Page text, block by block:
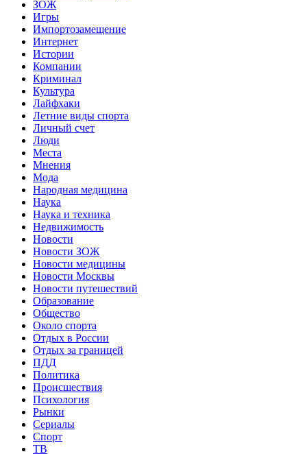
ЗОЖ
Игры
Импортозамещение
Интернет
Истории
Компании
Криминал
Культура
Лайфхаки
Летние виды спорта
Личный счет
Люди
Места
Мнения
Мода
Народная медицина
Наука
Наука и техника
Недвижимость
Новости
Новости ЗОЖ
Новости медицины
Новости Москвы
Новости путешествий
Образование
Общество
Около спорта
Отдых в России
Отдых за границей
ПДД
Политика
Происшествия
Психология
Рынки
Сериалы
Спорт
ТВ